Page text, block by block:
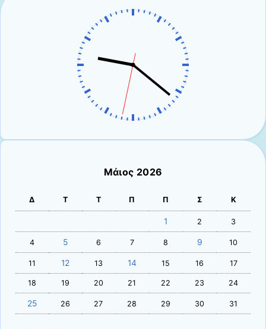
Μάιος 2026
Δ Τ Τ Π Π Σ Κ
1 2 3
4 5 6 7 8 9 10
11 12 13 14 15 16 17
18 19 20 21 22 23 24
25 26 27 28 29 30 31